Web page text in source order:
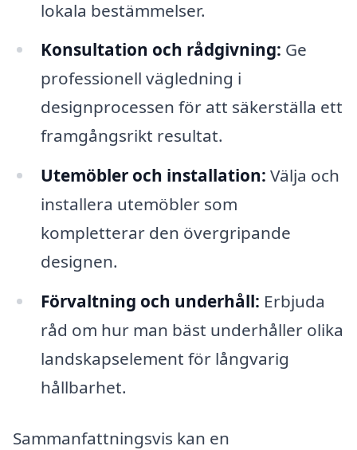
lokala bestämmelser.
Konsultation och rådgivning: Ge
professionell vägledning i
designprocessen för att säkerställa ett
framgångsrikt resultat.
Utemöbler och installation: Välja och
installera utemöbler som
kompletterar den övergripande
designen.
Förvaltning och underhåll: Erbjuda
råd om hur man bäst underhåller olika
landskapselement för långvarig
hållbarhet.
Sammanfattningsvis kan en